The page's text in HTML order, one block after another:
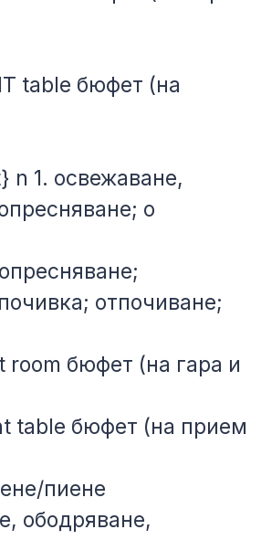
table бюфет (на
n 1. освежаване,
о
отпочиване;
room бюфет (на гара и
table бюфет (на прием
пиене
ободряване,